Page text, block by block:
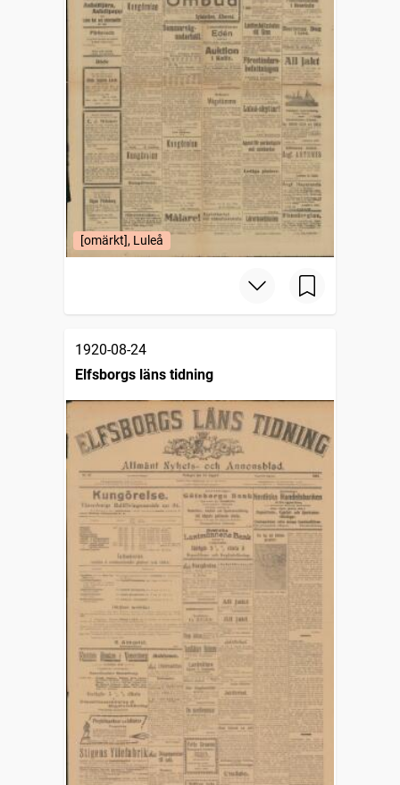
[omärkt], Luleå
1920-08-24
Elfsborgs läns tidning